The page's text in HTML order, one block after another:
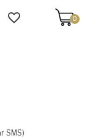
0
SMS)